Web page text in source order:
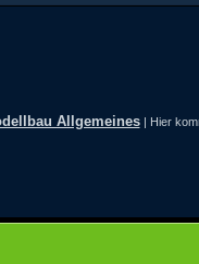
Allgemeines| Hier